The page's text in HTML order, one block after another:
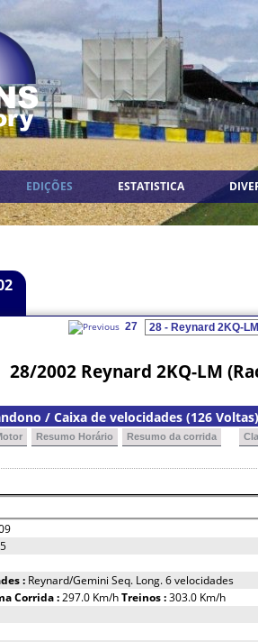
EDIÇÕES ESTATISTICA
27
28/2002 Reynard 2KQ-LM
/ Caixa de velocidades (126 Voltas)
Resumo Horário Resumo da corrida
: Reynard/Gemini Seq. Long. 6 velocidades
Corrida :297.0 Km/hTreinos :303.0 Km/h